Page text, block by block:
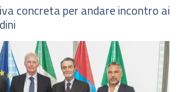
concreta per andare incontro ai